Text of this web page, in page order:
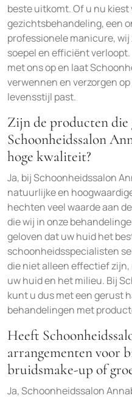
beste uitkomt. Of u nu
gezichtsbehandeling, een
professionele manicure,
soepel en efficiënt
met ons op en laat
verwennen en verzorgen
levensstijl past.
Zijn de producten
Schoonheidssalon
hoge kwaliteit?
Ja, bij Schoonheidssalon
natuurlijke en
hechten veel waarde aan
die wij in onze
geloven dat uw huid het
schoonheidsspecialisten
die niet alleen effectief
uw huid en het milieu. Bij
kunt u dus met een gerust
behandelingen met
Heeft
arrangementen voor
bruidsmake-up of
Ja, Schoonheidssalon